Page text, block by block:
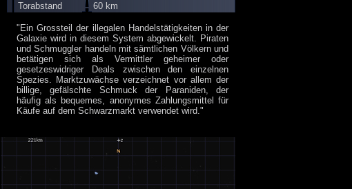
Torabstand
60 km
"Ein Grossteil der illegalen Handelstätigkeiten in der
Galaxie wird in diesem System abgewickelt. Piraten
und Schmuggler handeln mit sämtlichen Völkern und
betätigen sich als Vermittler geheimer oder
gesetzeswidriger Deals zwischen den einzelnen
Spezies. Marktzuwächse verzeichnet vor allem der
billige, gefälschte Schmuck der Paraniden, der
häufig als bequemes, anonymes Zahlungsmittel für
Käufe auf dem Schwarzmarkt verwendet wird."